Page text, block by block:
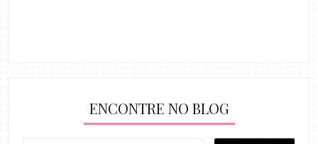
ENCONTRE NO BLOG